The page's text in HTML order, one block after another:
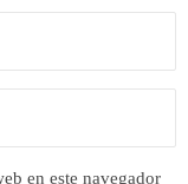
en este navegador